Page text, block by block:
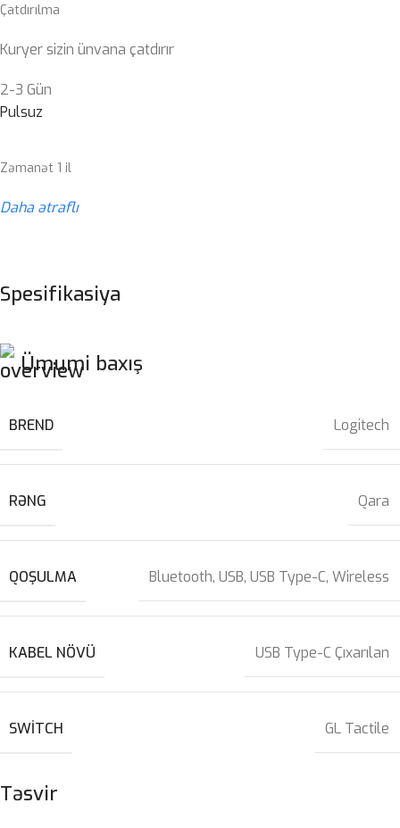
Çatdırılma
Kuryer sizin ünvana çatdırır
2-3 Gün
Pulsuz
Zəmanət 1 il
Daha ətraflı
Təsvir
Spesifikasiya
Ümumi baxış
BREND Logitech
RƏNG Qara
QOŞULMA Bluetooth, USB, USB Type-C, Wireless
KABEL NÖVÜ USB Type-C Çıxarılan
SWITCH GL Tactile